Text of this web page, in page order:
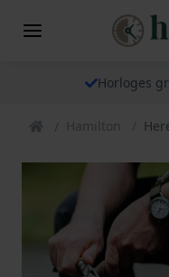
Horloges
Hamilton